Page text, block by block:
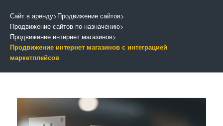
Сайт в аренду>Продвижение сайтов>
Продвижение сайтов по назначению>
Продвижение интернет магазинов>
Продвижение интернет магазинов с интеграцией
маркетплейсов